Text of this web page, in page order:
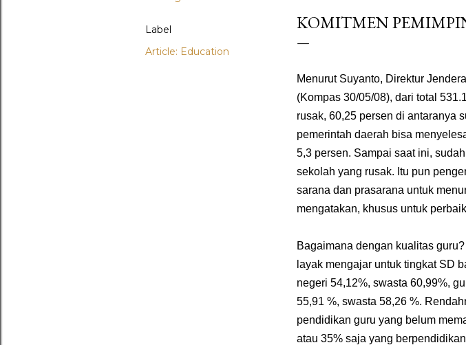
Label
Article: Education
KOMITMEN
Menurut Suyanto, Direktur
(Kompas 30/05/08), dari total
rusak, 60,25 persen di antaranya
pemerintah daerah bisa
5,3 persen. Sampai saat ini,
sekolah yang rusak. Itu pun
sarana dan prasarana untuk
mengatakan, khusus untuk
Bagaimana dengan kualitas guru?
layak mengajar untuk tingkat SD
negeri 54,12%, swasta 60,99%,
55,91 %, swasta 58,26 %.
pendidikan guru yang belum
atau 35% saja yang